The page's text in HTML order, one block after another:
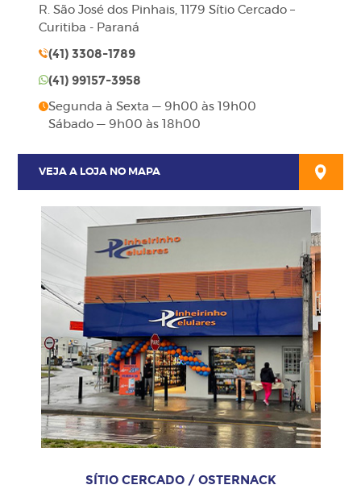
R. São José dos Pinhais, 1179 Sítio Cercado –
Curitiba - Paraná
(41)3308-1789
(41)99157-3958
Segunda à Sexta — 9h00 às 19h00
Sábado — 9h00 às 18h00
VEJA A LOJA NO MAPA
SÍTIO CERCADO / OSTERNACK